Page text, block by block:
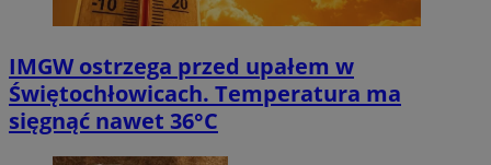
IMGW ostrzega przed upałem w
Świętochłowicach. Temperatura ma
sięgnąć nawet 36°C